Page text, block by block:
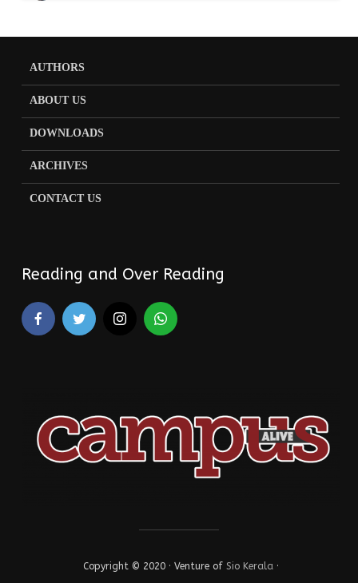
AUTHORS
ABOUT US
DOWNLOADS
ARCHIVES
CONTACT US
Reading and Over Reading
Copyright © 2020 · Venture of Sio Kerala ·